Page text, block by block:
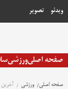
به
ویدئو تصویر
صفحه اصلیورزشی
صفحه اصلی ورزشی